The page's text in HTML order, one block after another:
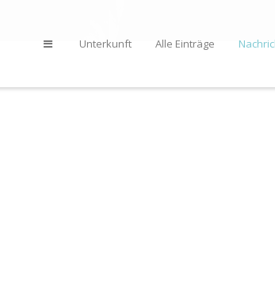
Unterkunft Alle Einträge